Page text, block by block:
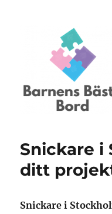
Snickare i
ditt
Snickare i